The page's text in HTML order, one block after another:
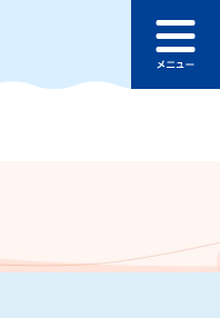
へ
ュ